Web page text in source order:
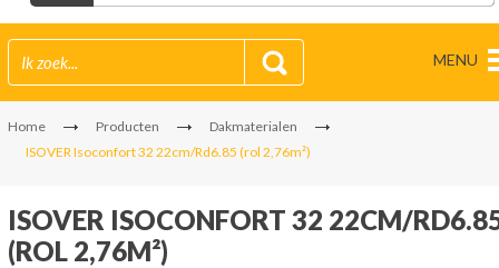
MENU
Home Producten
Dakmaterialen
ISOVER Isoconfort 32 22cm/Rd6.85 (rol 2,76m²)
ISOVER ISOCONFORT 32 22CM/
(ROL 2,76M²)